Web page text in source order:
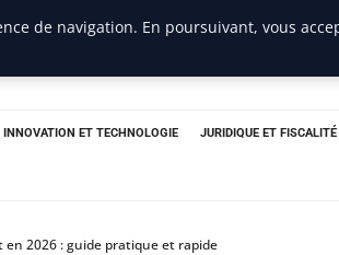
INNOVATION ET TECHNOLOGIE JURIDIQUE ET FISCALITÉ
2026 : guide pratique et rapide
de navigation. En poursuivant, vous